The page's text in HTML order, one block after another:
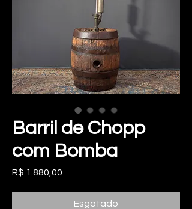
Barril de Chopp
com Bomba
R$ 1.880,00
Esgotado